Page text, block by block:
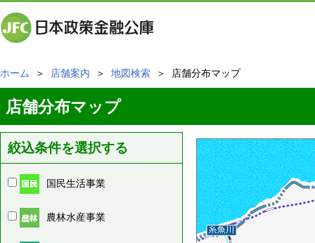
ホーム ＞ 店舗案内 ＞ 地図検索 ＞ 店舗分布マップ
店舗分布マップ
絞込条件を選択する
国民生活事業
農林水産事業